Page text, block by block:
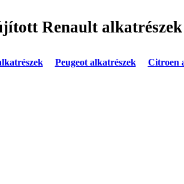
Renault alkatrészek
Peugeot alkatrészek Citroen